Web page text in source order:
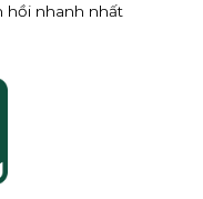
hồi nhanh nhất